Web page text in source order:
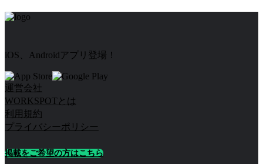
iOS、Androidアプリ登場！
運営会社
WORKSPOTとは
利用規約
プライバシーポリシー
掲載をご希望の方はこちら